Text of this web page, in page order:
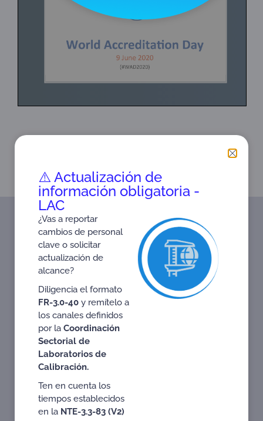
OVV
GEI
ISO
39001
Brochure
GLOBAL
GAP
1
Brochure
Energy
Efficiency
Brochure
⚠️ Actualización de
información obligatoria -
LAC
¿Vas a reportar
cambios de personal
clave o solicitar
actualización de
alcance?
Diligencia el formato
FR-3.0-40y remítelo a
los canales definidos
por la Coordinación
Sectorial de
Laboratorios de
Calibración.
Ten en cuenta los
tiempos establecidos
en la NTE-3.3-83 (V2)